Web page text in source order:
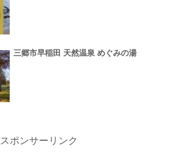
三郷市早稲田 天然温泉 めぐみの湯
スポンサーリンク